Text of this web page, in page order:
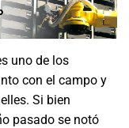
uno de los
con el campo y
Si bien
pasado se notó